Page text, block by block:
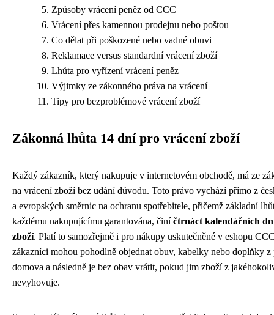
Způsoby vrácení peněz od CCC
Vrácení přes kamennou prodejnu nebo poštou
Co dělat při poškozené nebo vadné obuvi
Reklamace versus standardní vrácení zboží
Lhůta pro vyřízení vrácení peněz
Výjimky ze zákonného práva na vrácení
Tipy pro bezproblémové vrácení zboží
Zákonná lhůta 14 dní pro vrácení zboží
Každý zákazník, který nakupuje v internetovém obchodě, má ze
na vrácení zboží bez udání důvodu. Toto právo vychází přímo z
a evropských směrnic na ochranu spotřebitele, přičemž základní
každému nakupujícímu garantována, činíčtrnáct kalendářních
zboží. Platí to samozřejmě i pro nákupy uskutečněné v eshopu
zákazníci mohou pohodlně objednat obuv, kabelky nebo doplňky
domova a následně je bez obav vrátit, pokud jim zboží z
nevyhovuje.